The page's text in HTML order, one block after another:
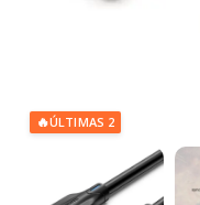
🔥ÚLTIMAS 2